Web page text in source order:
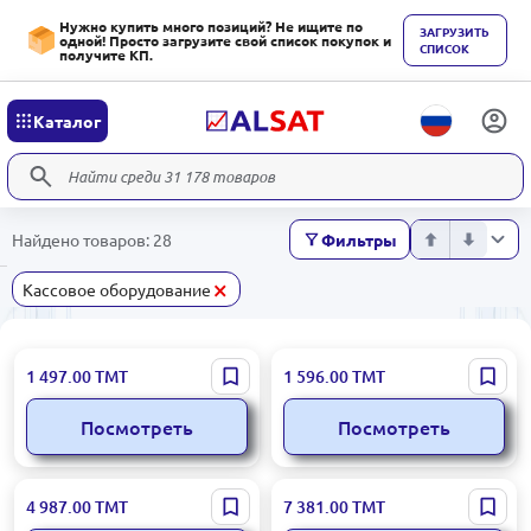
Нужно купить много позиций? Не ищите по
одной! Просто загрузите свой список покупок и
получите КП.
ЗАГРУЗИТЬ
СПИСОК
Каталог
Найдено товаров: 28 Фильтры
Кассовое оборудование ×
BILL COUNTER
2100|UV+3MG | Счетчик
банкнот UV 3MG детекция
1 497.00ТМТ
Посмотреть
OCOM OCBC-2118 | Счетчик
банкнот с функцией
обнаружения подделок
1 596.00ТМТ
Посмотреть
POS M700 | POS-терминал
двойной экран i5 3-го
4 987.00ТМТ
POS SAP031 | POS-
терминал 15,6"
7 381.00ТМТ